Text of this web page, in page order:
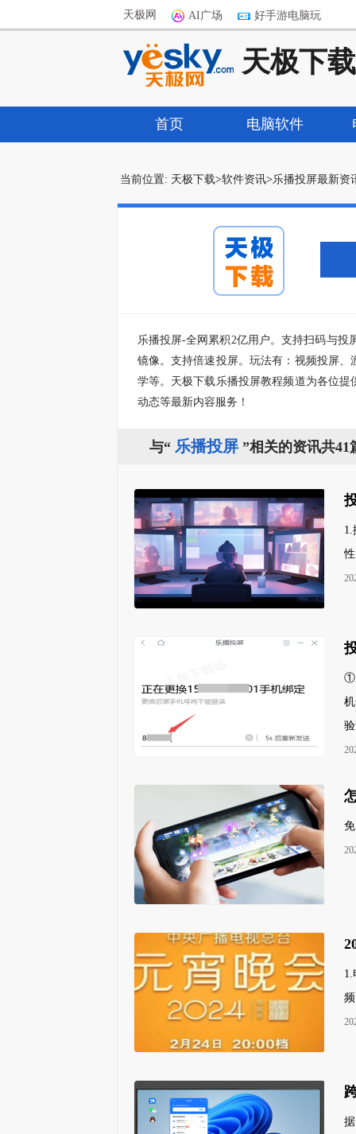
天极网 AI广场 好手游电脑玩
天极下载
首页 电脑软件
当前位置: 天极下载>软件资讯>乐播投屏最新资
乐播投屏-全网累积2亿用户。支持扫码与
镜像。支持倍速投屏。玩法有：视频投屏
学等。天极下载乐播投屏教程频道为各位
动态等最新内容服务！
与“ 乐播投屏”相关的资讯共41
1.
①
1.
迅游加速器
绝地求生官方指定加速器,专业的网游加速器